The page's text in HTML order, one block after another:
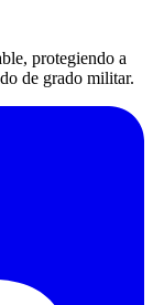
protegiendo a
de grado militar.